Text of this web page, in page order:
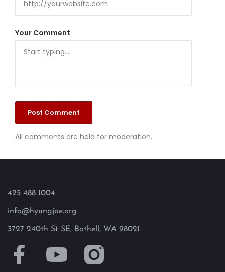
Your Comment
All comments are held for moderation.
425 488 1004
info@hyungjae.org
3727 240th St SE, Bothell, WA 98021